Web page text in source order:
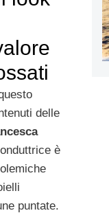
delle
è
puntate.